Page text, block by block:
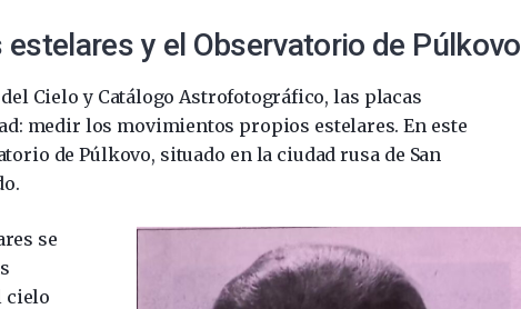
y el Observatorio de Púlkovo
Cielo y Catálogo Astrofotográfico, las placas
medir los movimientos propios estelares. En este
de Púlkovo, situado en la ciudad rusa de San
se
cielo